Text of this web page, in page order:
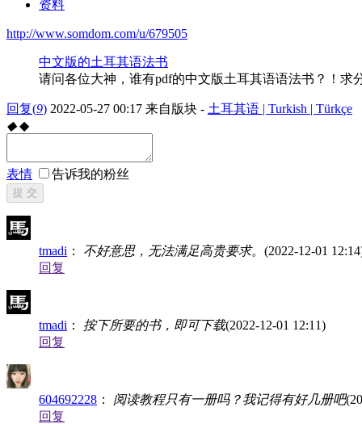
资料
http://www.somdom.com/u/679505
中文版的土耳其语法书
请问各位大神，谁有pdf的中文版土耳其语语法书？！求
回复(9) 2022-05-27 00:17 来自版块 - 土耳其语 | Turkish | Türkçe
◆ ◆
表情 告诉我的粉丝
提 交
tmadi ： 不好意思，无法满足高贵要求。 (2022-12-01
回复
tmadi ： 按下所要的书，即可下载(2022-12-01 12:11)
回复
604692228 ： 阅读教程只有一册吗？我记得有好几册吧
回复